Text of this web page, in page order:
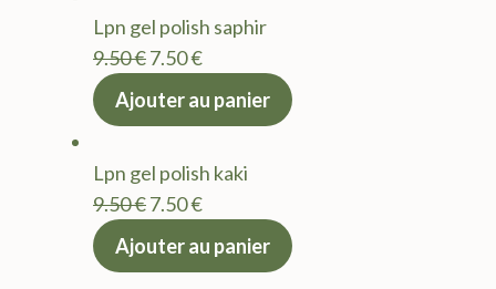
9.50 €.7.50 €.
Lpn gel polish saphir
9.50€Le
prix
9.50 €.
7.50€Le
actuel
7.50 €.
Ajouter au panier
Lpn gel polish kaki
9.50€Le
prix
7.50€Le
actuel
Ajouter au panier